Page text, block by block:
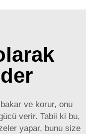
ve korur, onu
verir. Tabii ki bu,
yapar, bunu size